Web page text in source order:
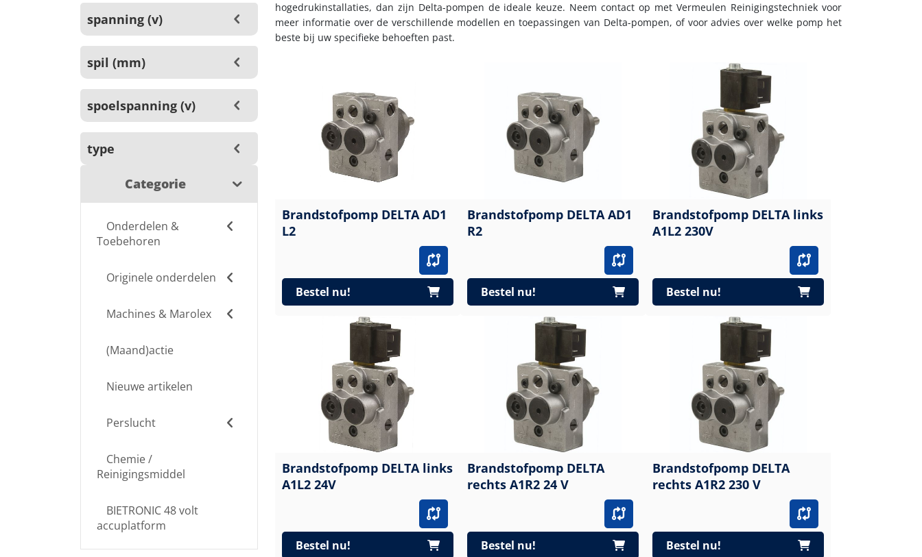
spanning (v)
spil (mm)
spoelspanning (v)
type
Categorie
Onderdelen &
Toebehoren
Originele onderdelen
Machines & Marolex
(Maand)actie
Nieuwe artikelen
Perslucht
Chemie /
Reinigingsmiddel
BIETRONIC 48 volt
accuplatform
hogedrukinstallaties, dan zijn Delta-pompen de ideale keuze. Neem contact op met Vermeulen Reinigingstechniek voor
meer informatie over de verschillende modellen en toepassingen van Delta-pompen, of voor advies over welke pomp het
beste bij uw specifieke behoeften past.
Brandstofpomp DELTA AD1
L2
Bestel nu!
Brandstofpomp DELTA AD1
R2
Bestel nu!
Brandstofpomp DELTA links
A1L2 230V
Bestel nu!
Brandstofpomp DELTA links
A1L2 24V
Bestel nu!
Brandstofpomp DELTA
rechts A1R2 24 V
Bestel nu!
Brandstofpomp DELTA
rechts A1R2 230 V
Bestel nu!